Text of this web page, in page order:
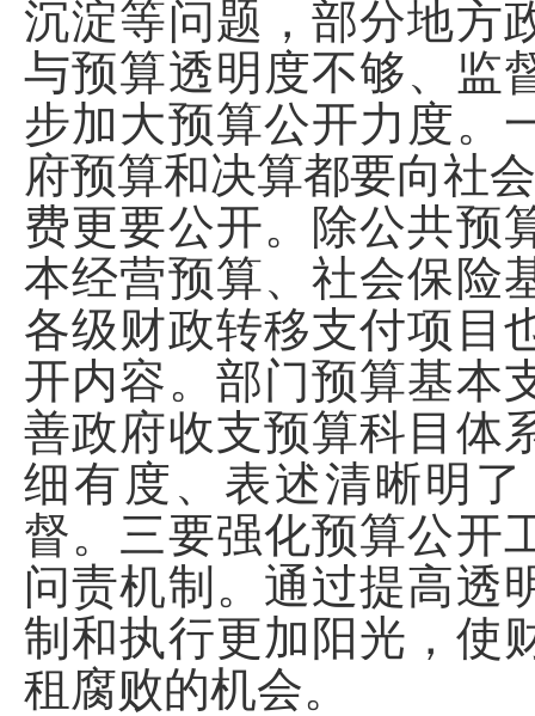
沉淀等问题，部分地方
与预算透明度不够、监
步加大预算公开力度。
府预算和决算都要向社
费更要公开。除公共预
本经营预算、社会保险
各级财政转移支付项目
开内容。部门预算基本
善政府收支预算科目体
细有度、表述清晰明
督。三要强化预算公开
问责机制。通过提高透
制和执行更加阳光，使
租腐败的机会。